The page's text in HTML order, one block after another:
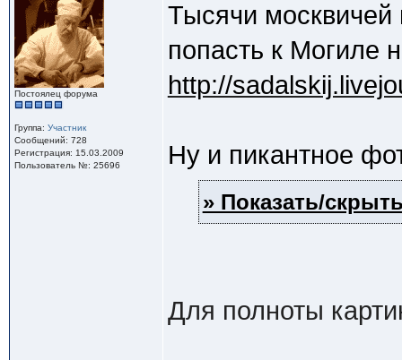
Постоялец форума
Группа: Участник
Сообщений: 728
Регистрация: 15.03.2009
Пользователь №: 25696
Тысячи москвичей
попасть к Могиле
http://
Ну и пикантное
» Показать/
Для полноты